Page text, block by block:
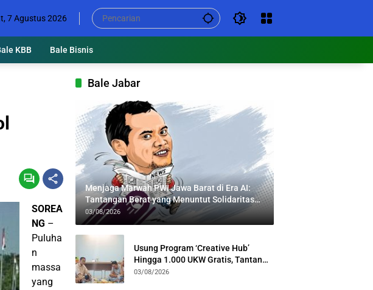
7 Agustus 2026
KBB Bale Bisnis
SOREA
NG –
Puluha
n
massa
yang
Bale Jabar
Menjaga Marwah PWI Jawa Barat di Era AI:
Tantangan Berat yang Menuntut Solidaritas
Lintas Generasi
03/08/2026
Usung Program ‘Creative Hub’
Hingga 1.000 UKW Gratis, Tantan
Sulthon Paparkan Visi PWI Jabar di
03/08/2026